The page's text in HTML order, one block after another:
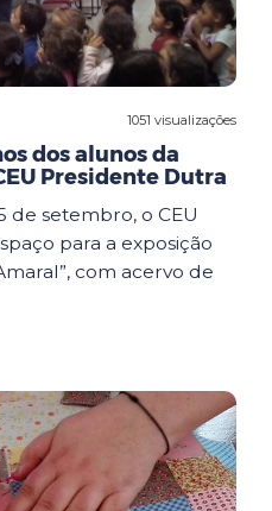
1051 visualizações
dos alunos da
Presidente Dutra
de setembro, o CEU
para a exposição
com acervo de